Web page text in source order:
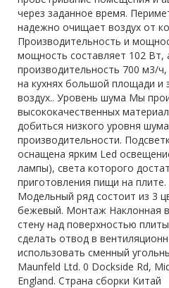
через заданное время.
надежно очищает воздух от
Производительность и
мощность составляет 102 Вт,
производительность 700 м3/
на кухнях большой площади
воздух.. Уровень шума Мы
высококачественных
добиться низкого уровня
производительности.
оснащена ярким Led
лампы), света которого
приготовления пищи на
Модельный ряд состоит из 3
бежевый. Монтаж Наклонная
стену над поверхностью
сделать отвод в
использовать сменный
Maunfeld Ltd. 0 Dockside Rd,
England. Страна сборки Китай